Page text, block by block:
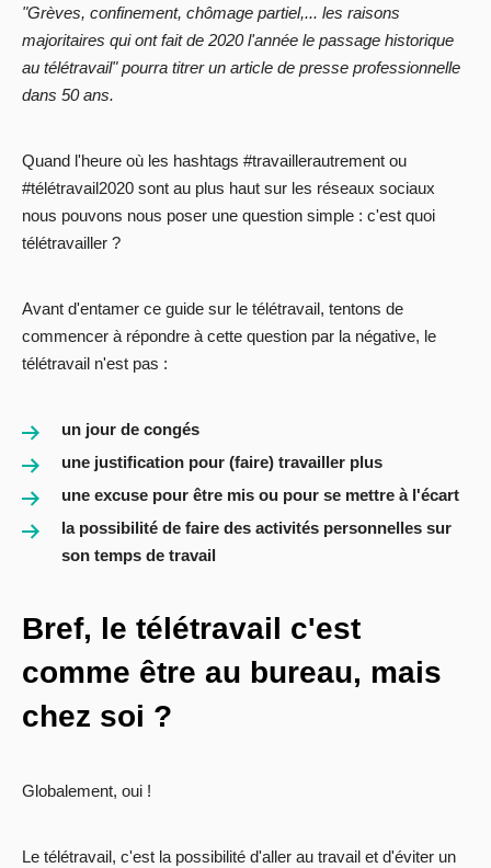
"Grèves, confinement, chômage partiel,... les raisons
majoritaires qui ont fait de 2020 l'année le passage historique
au télétravail" pourra titrer un article de presse professionnelle
dans 50 ans.
Quand l'heure où les hashtags #travaillerautrement ou
#télétravail2020 sont au plus haut sur les réseaux sociaux
nous pouvons nous poser une question simple : c'est quoi
télétravailler ?
Avant d'entamer ce guide sur le télétravail, tentons de
commencer à répondre à cette question par la négative, le
télétravail n'est pas :
un jour de congés
une justification pour (faire) travailler plus
une excuse pour être mis ou pour se mettre à l'écart
la possibilité de faire des activités personnelles sur
son temps de travail
Bref, le télétravail c'est
comme être au bureau, mais
chez soi ?
Globalement, oui !
Le télétravail, c'est la possibilité d'aller au travail et d'éviter un